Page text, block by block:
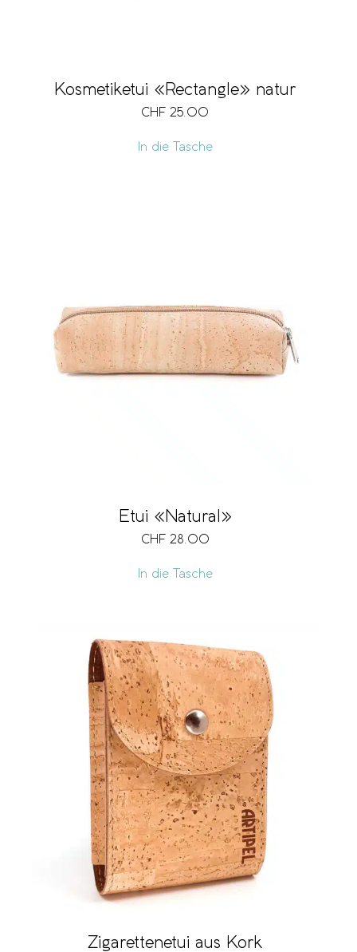
Kosmetiketui «Rectangle» natur
CHF 25.00
In die Tasche
Etui «Natural»
CHF 28.00
In die Tasche
Zigarettenetui aus Kork